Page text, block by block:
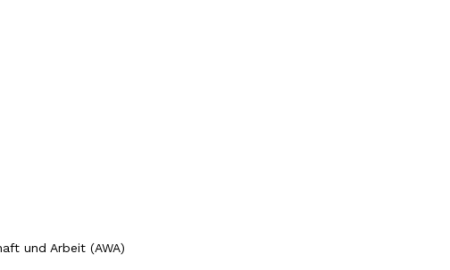
und Arbeit (AWA)